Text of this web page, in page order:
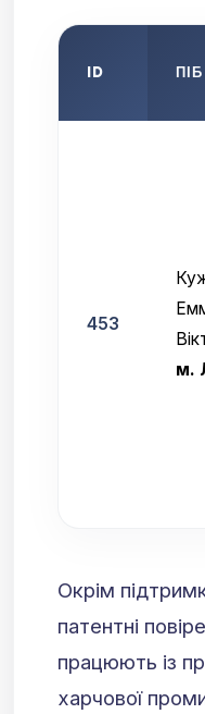
ID ПІБ
453
м.
Окрім
патентні
працюють із
харчової